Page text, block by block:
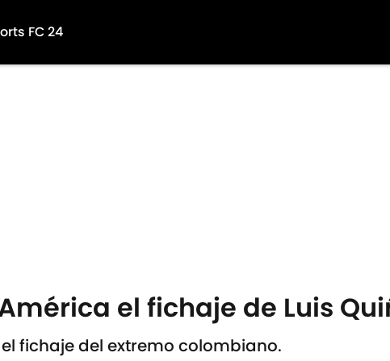
FC 24
el fichaje de Luis
fichaje del extremo colombiano.